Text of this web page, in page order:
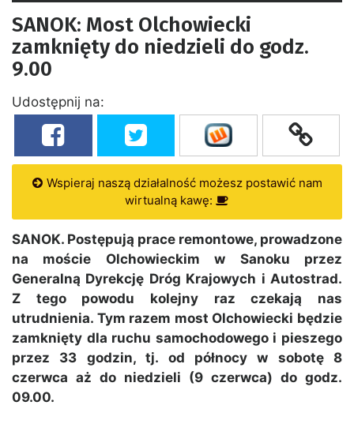
SANOK: Most Olchowiecki
zamknięty do niedzieli do godz.
9.00
Udostępnij na:
Wspieraj naszą działalność możesz postawić nam
wirtualną kawę:
SANOK. Postępują prace remontowe, prowadzone
na moście Olchowieckim w Sanoku przez
Generalną Dyrekcję Dróg Krajowych i Autostrad.
Z tego powodu kolejny raz czekają nas
utrudnienia. Tym razem most Olchowiecki będzie
zamknięty dla ruchu samochodowego i pieszego
przez 33 godzin, tj. od północy w sobotę 8
czerwca aż do niedzieli (9 czerwca) do godz.
09.00.